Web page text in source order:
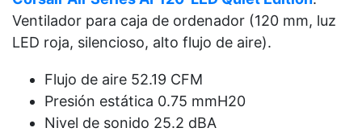
Ventilador para caja de ordenador (120 mm, luz
LED roja, silencioso, alto flujo de aire).
Flujo de aire 52.19 CFM
Presión estática 0.75 mmH20
Nivel de sonido 25.2 dBA